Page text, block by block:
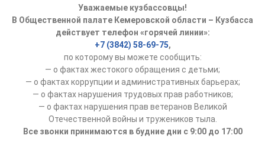
Уважаемые кузбассовцы!
В Общественной палате Кемеровской области – Кузбасса
действует телефон «горячей линии»:
+7 (3842) 58-69-75,
по которому вы можете сообщить:
— о фактах жестокого обращения с детьми;
— о фактах коррупции и административных барьерах;
— о фактах нарушения трудовых прав работников;
— о фактах нарушения прав ветеранов Великой
Отечественной войны и тружеников тыла.
Все звонки принимаются в будние дни с 9:00 до 17:00